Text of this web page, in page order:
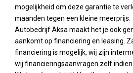
mogelijkheid om deze garantie te
maanden tegen een kleine meerprijs.
Autobedrijf Aksa maakt het je ook
aankomt op financiering en leasing.
financiering is mogelijk, wij zijn
wij financieringsaanvragen zelf